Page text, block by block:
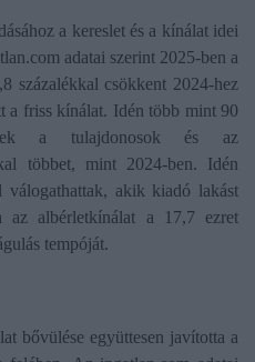
a kereslet és a kínálat idei
adatai szerint 2025-ben a
százalékkal csökkent 2024-hez
a friss kínálat. Idén több mint 90
a tulajdonosok és az
többet, mint 2024-ben. Idén
válogathattak, akik kiadó lakást
az albérletkínálat a 17,7 ezret
tempóját.
bővülése együttesen javította a